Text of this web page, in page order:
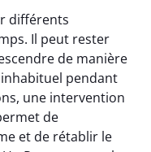
différents
Il peut rester
de manière
pendant
une intervention
de
et de rétablir le